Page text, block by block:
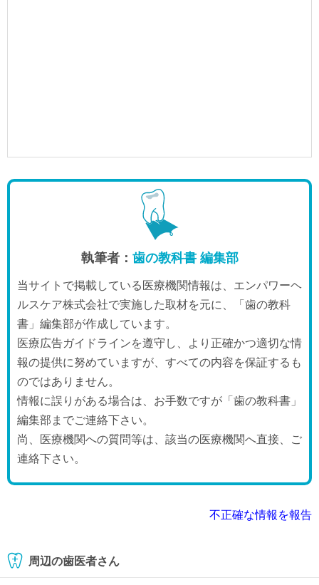
執筆者： 歯の教科書 編集部
当サイトで掲載している医療機関情報は、エンパワーヘ
ルスケア株式会社で実施した取材を元に、「歯の教科
書」編集部が作成しています。
医療広告ガイドラインを遵守し、より正確かつ適切な情
報の提供に努めていますが、すべての内容を保証するも
のではありません。
情報に誤りがある場合は、お手数ですが「歯の教科書」
編集部までご連絡下さい。
尚、医療機関への質問等は、該当の医療機関へ直接、ご
連絡下さい。
不正確な情報を報告
周辺の歯医者さん